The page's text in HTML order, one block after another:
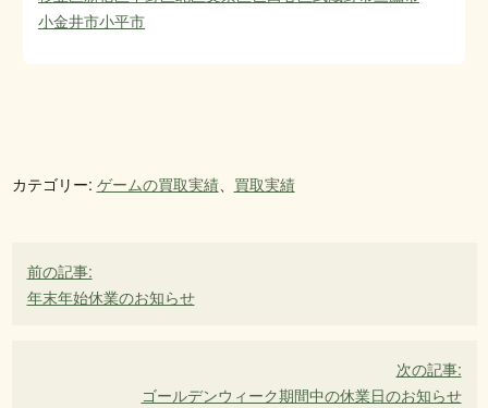
小金井市小平市
カテゴリー: ゲームの買取実績、 買取実績
稿
ナ
前の記事:
年末年始休業のお知らせ
次の記事:
ゴールデンウィーク期間中の休業日のお知らせ